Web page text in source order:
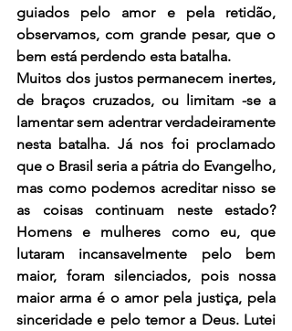
guiados pelo amor e pela retidão,
observamos, com grande pesar, que o
bem está perdendo esta batalha.
Muitos dos justos permanecem inertes,
de braços cruzados, ou limitam -se a
lamentar sem adentrar verdadeiramente
nesta batalha. Já nos foi proclamado
que o Brasil seria a pátria do Evangelho,
mas como podemos acreditar nisso se
as coisas continuam neste estado?
Homens e mulheres como eu, que
lutaram incansavelmente pelo bem
maior, foram silenciados, pois nossa
maior arma é o amor pela justiça, pela
sinceridade e pelo temor a Deus. Lutei